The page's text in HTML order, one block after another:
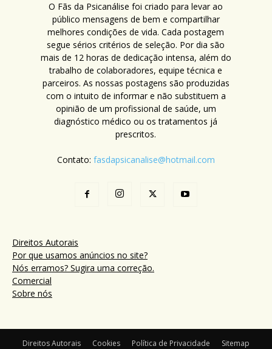
O Fãs da Psicanálise foi criado para levar ao
público mensagens de bem e compartilhar
melhores condições de vida. Cada postagem
segue sérios critérios de seleção. Por dia são
mais de 12 horas de dedicação intensa, além do
trabalho de colaboradores, equipe técnica e
parceiros. As nossas postagens são produzidas
com o intuito de informar e não substituem a
opinião de um profissional de saúde, um
diagnóstico médico ou os tratamentos já
prescritos.
Contato: fasdapsicanalise@hotmail.com
Direitos Autorais
Por que usamos anúncios no site?
Nós erramos? Sugira uma correção.
Comercial
Sobre nós
Direitos Autorais Cookies Política de Privacidade Sitemap